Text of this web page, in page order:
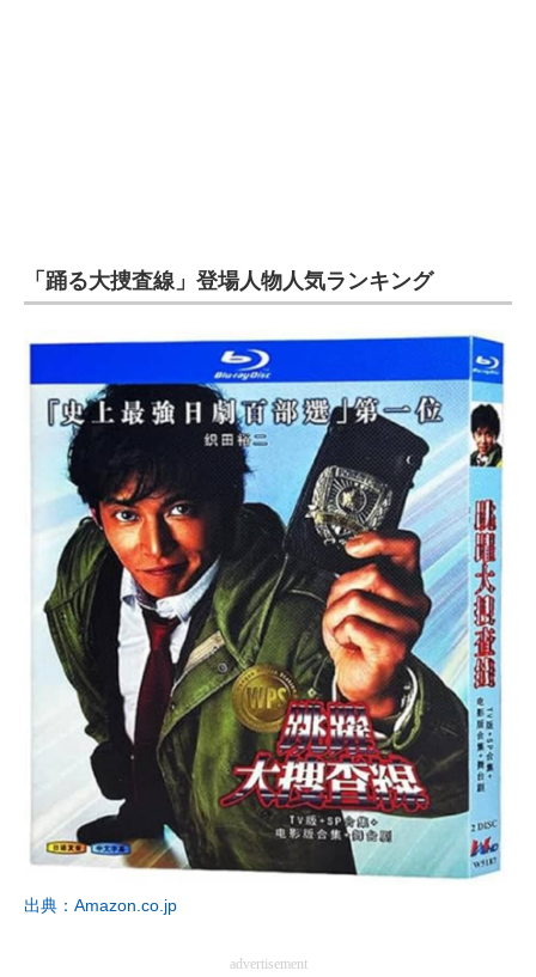
「踊る大捜査線」登場人物人気ランキング
出典：Amazon.co.jp
advertisement